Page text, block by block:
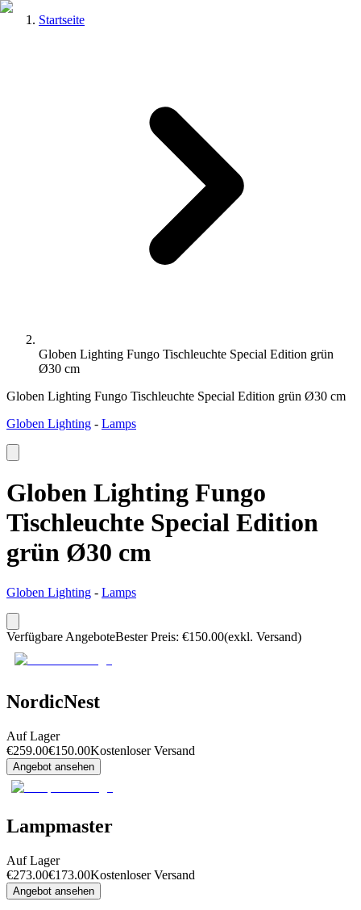
Startseite
Globen Lighting Fungo Tischleuchte Special Edition grün
Ø30 cm
Globen Lighting Fungo Tischleuchte Special Edition grün Ø30 cm
Globen Lighting - Lamps
Globen Lighting Fungo
Tischleuchte Special Edition
grün Ø30 cm
Globen Lighting - Lamps
Verfügbare AngeboteBester Preis: €150.00(exkl. Versand)
NordicNest
Auf Lager
€259.00€150.00Kostenloser Versand
Angebot ansehen
Lampmaster
Auf Lager
€273.00€173.00Kostenloser Versand
Angebot ansehen